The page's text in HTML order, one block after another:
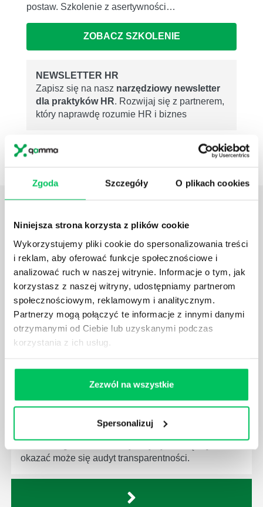
Zgoda Szczegóły O plikach cookies
Niniejsza strona korzysta z plików cookie
Wykorzystujemy pliki cookie do spersonalizowania treści
i reklam, aby oferować funkcje społecznościowe i
analizować ruch w naszej witrynie. Informacje o tym, jak
korzystasz z naszej witryny, udostępniamy partnerom
społecznościowym, reklamowym i analitycznym.
Partnerzy mogą połączyć te informacje z innymi danymi
otrzymanymi od Ciebie lub uzyskanymi podczas
korzystania z ich usług.
Zezwól na wszystkie
Spersonalizuj
postaw. Szkolenie z asertywności…
ZOBACZ SZKOLENIE
NEWSLETTER HR
Zapisz się na nasz narzędziowy newsletter
dla praktyków HR. Rozwijaj się z partnerem,
który naprawdę rozumie HR i biznes
z tej strefy wiedzy
ZARZĄDZANIE PRZEZ WYJĄTKI: CZYM JEST I
JAK DZIAŁA?
Zarządzanie przez wyjątki śledzi różnice między
osiąganymi wynikami a założonym planem lub
standardami postępowania.
AUDYT TRANSPARENTNOŚCI WYNAGRODZEŃ:
CO SPRAWDZIĆ, ABY UNIKNĄĆ
okazać może się audyt transparentności.